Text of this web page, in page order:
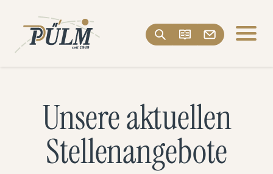
Unsere aktuellen
Stellenangebote